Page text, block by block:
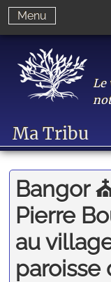
Ma Tribu
Le
Menu
Bangor
Pierre
au
paroisse